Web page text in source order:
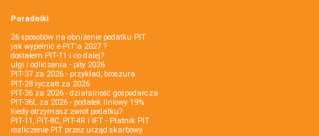
Poradniki
26 sposobów na obniżenie podatku PIT
jak wypełnić e-PIT'a 2027 ?
dostałem PIT-11 i co dalej?
ulgi i odliczenia - pity 2026
PIT-37 za 2026 - przykład, broszura
PIT-28 ryczałt za 2026
PIT-36 za 2026 - działalność gospodarcza
PIT-36L za 2026 - podatek liniowy 19%
kiedy otrzymasz zwrot podatku?
PIT-11, PIT-8C, PIT-4R i IFT - Płatnik PIT
rozliczenie PIT przez urząd skarbowy